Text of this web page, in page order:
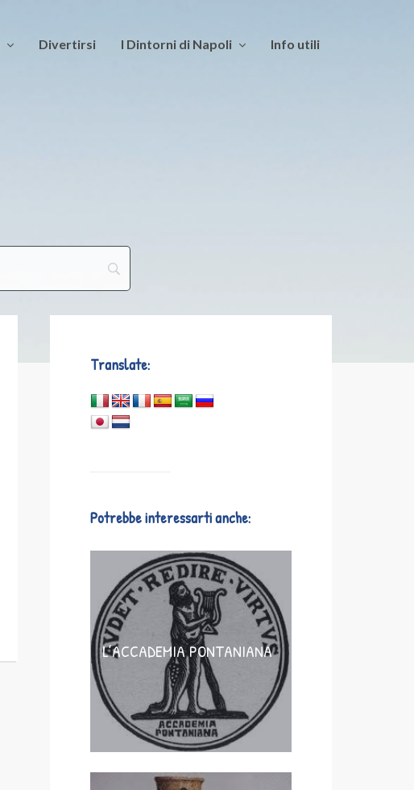
Divertirsi I Dintorni di Napoli Info utili
Translate:
Potrebbe interessarti anche:
L’ACCADEMIA PONTANIANA